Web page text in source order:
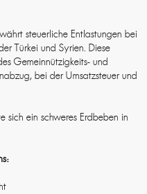
steuerliche Entlastungen bei
Türkei und Syrien. Diese
Gemeinnützigkeits- und
bei der Umsatzsteuer und
sich ein schweres Erdbeben in